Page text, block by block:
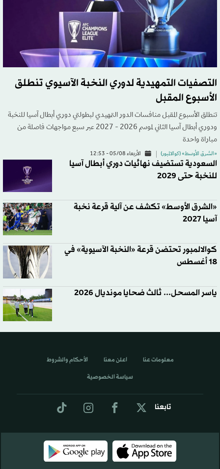
التصفيات التمهيدية لدوري النخبة الآسيوي تنطلق
الأسبوع المقبل
تنطلق الأسبوع المقبل منافسات الدور التمهيدي لبطولتي دوري أبطال آسيا للنخبة
ودوري أبطال آسيا الثاني لموسم 2026 - 2027 عبر سبع مواجهات فاصلة من
مباراة واحدة
«الشرق الأوسط» (كوالالمبور) الأربعاء 05/08 - 12:53
السعودية تستضيف نهائيات دوري أبطال آسيا
للنخبة حتى 2029
«الشرق الأوسط» تكشف عن آلية قرعة نخبة
آسيا 2027
كوالالمبور تحتضن قرعة «النخبة الآسيوية» في
18 أغسطس
ياسر المسحل... ثالث ضحايا مونديال 2026
تابعنا
معلومات عنا اعلن معنا الأحكام والشروط
سياسة الخصوصية